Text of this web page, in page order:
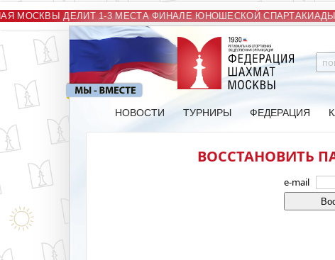
МОСКВЫ ДЕЛИТ 1-3 МЕСТА ФИНАЛЕ ЮНОШЕСКОЙ
НОВОСТИ ТУРНИРЫ ФЕДЕРАЦИЯ
ВОССТАНОВИТЬ
e-mail